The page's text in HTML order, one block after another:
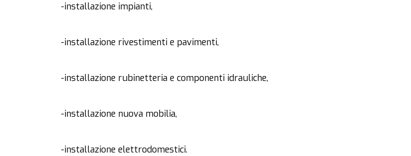
-installazione impianti,
-installazione rivestimenti e pavimenti,
-installazione rubinetteria e componenti idrauliche,
-installazione nuova mobilia,
-installazione elettrodomestici.